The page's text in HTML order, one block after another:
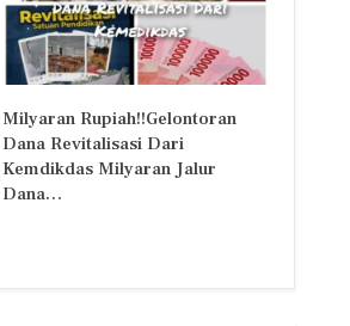
Milyaran Rupiah!!Gelontoran
Dana Revitalisasi Dari
Kemdikdas Milyaran Jalur
Dana…